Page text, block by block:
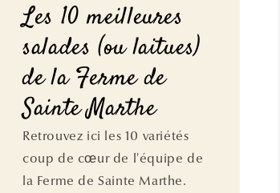
Les 10 meilleures
salades (ou laitues)
de la Ferme de
Sainte Marthe
Retrouvez ici les 10 variétés
coup de cœur de l'équipe de
la Ferme de Sainte Marthe.